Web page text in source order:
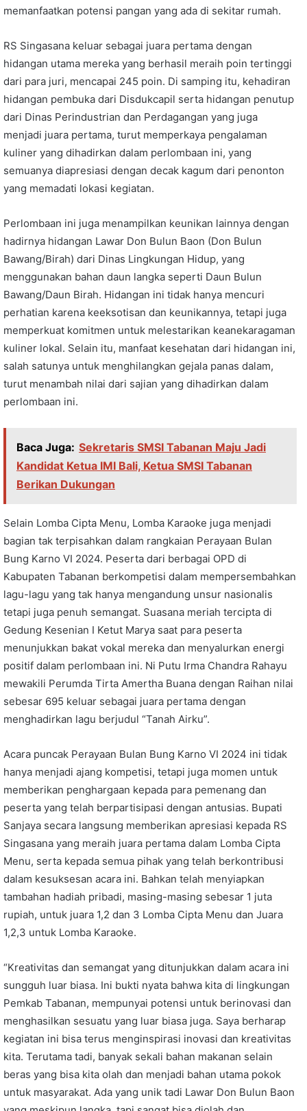
memanfaatkan potensi pangan yang ada di sekitar rumah.
RS Singasana keluar sebagai juara pertama dengan
hidangan utama mereka yang berhasil meraih poin tertinggi
dari para juri, mencapai 245 poin. Di samping itu, kehadiran
hidangan pembuka dari Disdukcapil serta hidangan penutup
dari Dinas Perindustrian dan Perdagangan yang juga
menjadi juara pertama, turut memperkaya pengalaman
kuliner yang dihadirkan dalam perlombaan ini, yang
semuanya diapresiasi dengan decak kagum dari penonton
yang memadati lokasi kegiatan.
Perlombaan ini juga menampilkan keunikan lainnya dengan
hadirnya hidangan Lawar Don Bulun Baon (Don Bulun
Bawang/Birah) dari Dinas Lingkungan Hidup, yang
menggunakan bahan daun langka seperti Daun Bulun
Bawang/Daun Birah. Hidangan ini tidak hanya mencuri
perhatian karena keeksotisan dan keunikannya, tetapi juga
memperkuat komitmen untuk melestarikan keanekaragaman
kuliner lokal. Selain itu, manfaat kesehatan dari hidangan ini,
salah satunya untuk menghilangkan gejala panas dalam,
turut menambah nilai dari sajian yang dihadirkan dalam
perlombaan ini.
Baca Juga: Sekretaris SMSI Tabanan Maju Jadi
Kandidat Ketua IMI Bali, Ketua SMSI Tabanan
Berikan Dukungan
Selain Lomba Cipta Menu, Lomba Karaoke juga menjadi
bagian tak terpisahkan dalam rangkaian Perayaan Bulan
Bung Karno VI 2024. Peserta dari berbagai OPD di
Kabupaten Tabanan berkompetisi dalam mempersembahkan
lagu-lagu yang tak hanya mengandung unsur nasionalis
tetapi juga penuh semangat. Suasana meriah tercipta di
Gedung Kesenian I Ketut Marya saat para peserta
menunjukkan bakat vokal mereka dan menyalurkan energi
positif dalam perlombaan ini. Ni Putu Irma Chandra Rahayu
mewakili Perumda Tirta Amertha Buana dengan Raihan nilai
sebesar 695 keluar sebagai juara pertama dengan
menghadirkan lagu berjudul “Tanah Airku”.
Acara puncak Perayaan Bulan Bung Karno VI 2024 ini tidak
hanya menjadi ajang kompetisi, tetapi juga momen untuk
memberikan penghargaan kepada para pemenang dan
peserta yang telah berpartisipasi dengan antusias. Bupati
Sanjaya secara langsung memberikan apresiasi kepada RS
Singasana yang meraih juara pertama dalam Lomba Cipta
Menu, serta kepada semua pihak yang telah berkontribusi
dalam kesuksesan acara ini. Bahkan telah menyiapkan
tambahan hadiah pribadi, masing-masing sebesar 1 juta
rupiah, untuk juara 1,2 dan 3 Lomba Cipta Menu dan Juara
1,2,3 untuk Lomba Karaoke.
“Kreativitas dan semangat yang ditunjukkan dalam acara ini
sungguh luar biasa. Ini bukti nyata bahwa kita di lingkungan
Pemkab Tabanan, mempunyai potensi untuk berinovasi dan
menghasilkan sesuatu yang luar biasa juga. Saya berharap
kegiatan ini bisa terus menginspirasi inovasi dan kreativitas
kita. Terutama tadi, banyak sekali bahan makanan selain
beras yang bisa kita olah dan menjadi bahan utama pokok
untuk masyarakat. Ada yang unik tadi Lawar Don Bulun Baon